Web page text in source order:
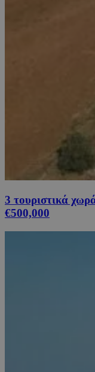
3 τουριστικά
€500,000